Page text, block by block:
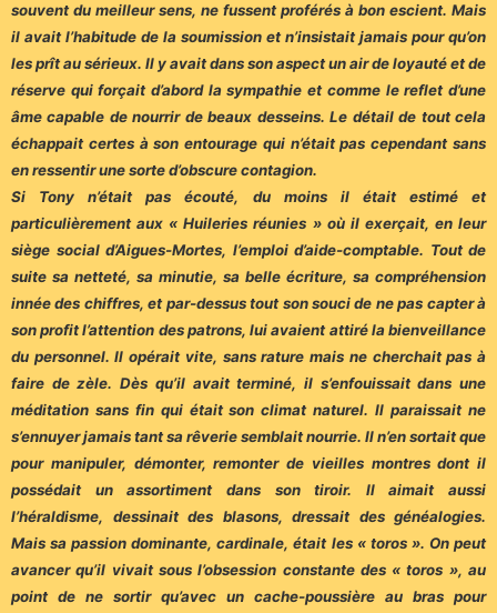
souvent du meilleur sens, ne fussent proférés à bon escient. Mais
il avait l’habitude de la soumission et n’insistait jamais pour qu’on
les prît au sérieux. Il y avait dans son aspect un air de loyauté et de
réserve qui forçait d’abord la sympathie et comme le reflet d’une
âme capable de nourrir de beaux desseins. Le détail de tout cela
échappait certes à son entourage qui n’était pas cependant sans
en ressentir une sorte d’obscure contagion.
Si Tony n’était pas écouté, du moins il était estimé et
particulièrement aux « Huileries réunies » où il exerçait, en leur
siège social d’Aigues-Mortes, l’emploi d’aide-comptable. Tout de
suite sa netteté, sa minutie, sa belle écriture, sa compréhension
innée des chiffres, et par-dessus tout son souci de ne pas capter à
son profit l’attention des patrons, lui avaient attiré la bienveillance
du personnel. Il opérait vite, sans rature mais ne cherchait pas à
faire de zèle. Dès qu’il avait terminé, il s’enfouissait dans une
méditation sans fin qui était son climat naturel. Il paraissait ne
s’ennuyer jamais tant sa rêverie semblait nourrie. Il n’en sortait que
pour manipuler, démonter, remonter de vieilles montres dont il
possédait un assortiment dans son tiroir. Il aimait aussi
l’héraldisme, dessinait des blasons, dressait des généalogies.
Mais sa passion dominante, cardinale, était les « toros ». On peut
avancer qu’il vivait sous l’obsession constante des « toros », au
point de ne sortir qu’avec un cache-poussière au bras pour